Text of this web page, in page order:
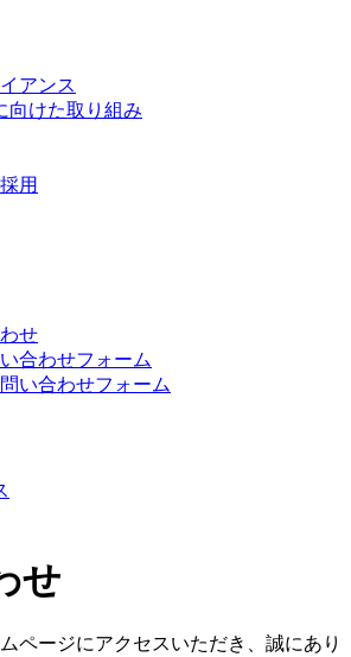
アンス
向けた取り組み
用
せ
合わせフォーム
い合わせフォーム
せ
ページにアクセスいただき、誠にあり